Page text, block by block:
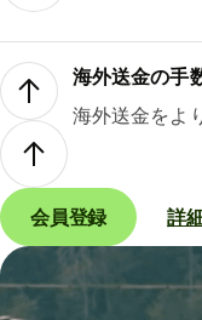
海外送金の手
海外送金をよ
会員登録 詳